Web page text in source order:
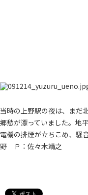
当時の上野駅の夜は、まだ
郷愁が漂っていました。地
電機の排煙が立ちこめ、騒
野 Ｐ：佐々木靖之